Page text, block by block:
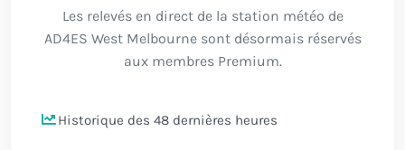
Les relevés en direct de la station météo de
AD4ES West Melbourne sont désormais réservés
aux membres Premium.
Historique des 48 dernières heures